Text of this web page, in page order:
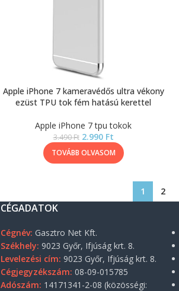
Apple iPhone 7 kameravédős ultra vékony
ezüst TPU tok fém hatású kerettel
Apple iPhone 7 tpu tokok
3.490Ft 2.990 Ft
TOVÁBB OLVASOM
1 2
CÉGADATOK
Cégnév: Gasztro Net Kft.
Székhely: 9023 Győr, Ifjúság krt. 8.
Levelezési cím: 9023 Győr, Ifjúság krt. 8.
Cégjegyzékszám: 08-09-015785
Adószám: 14171341-2-08 (közösségi: